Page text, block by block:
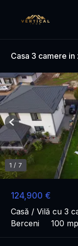
Casa 3 camere
124,900 €
Casă / Vilă cu 3
Berceni
100 mp
1 / 7
Previous